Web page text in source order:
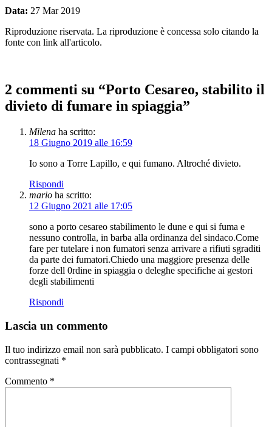
Data: 27 Mar 2019
Riproduzione riservata. La riproduzione è concessa solo citando la
fonte con link all'articolo.
2 commenti su “Porto Cesareo, stabilito il
divieto di fumare in spiaggia”
Milena ha scritto:
18 Giugno 2019 alle 16:59
Io sono a Torre Lapillo, e qui fumano. Altroché divieto.
Rispondi
mario ha scritto:
12 Giugno 2021 alle 17:05
sono a porto cesareo stabilimento le dune e qui si fuma e
nessuno controlla, in barba alla ordinanza del sindaco.Come
fare per tutelare i non fumatori senza arrivare a rifiuti sgraditi
da parte dei fumatori.Chiedo una maggiore presenza delle
forze dell 0rdine in spiaggia o deleghe specifiche ai gestori
degli stabilimenti
Rispondi
Lascia un commento
Il tuo indirizzo email non sarà pubblicato. I campi obbligatori sono
contrassegnati *
Commento *